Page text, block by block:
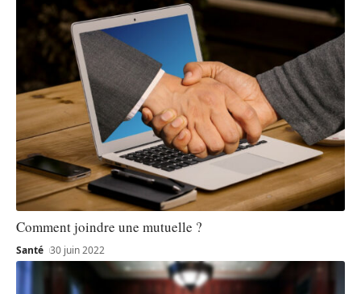
Comment joindre une mutuelle ?
Santé 30 juin 2022